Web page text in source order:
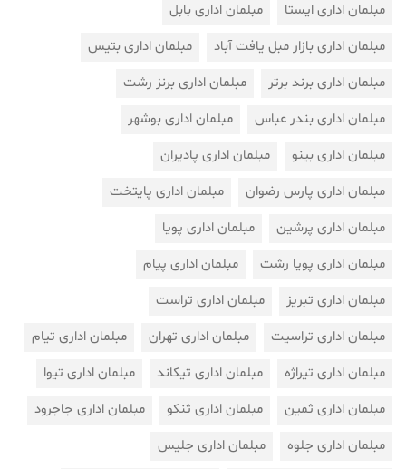
مبلمان اداری ایستا
مبلمان اداری بابل
مبلمان اداری بازار مبل یافت آباد
مبلمان اداری بتیس
مبلمان اداری برند برتر
مبلمان اداری برنز رشت
مبلمان اداری بندر عباس
مبلمان اداری بوشهر
مبلمان اداری بینو
مبلمان اداری پادیران
مبلمان اداری پارس رضوان
مبلمان اداری پایتخت
مبلمان اداری پرشین
مبلمان اداری پویا
مبلمان اداری پویا رشت
مبلمان اداری پیام
مبلمان اداری تبریز
مبلمان اداری تراست
مبلمان اداری تراسیت
مبلمان اداری تهران
مبلمان اداری تیام
مبلمان اداری تیراژه
مبلمان اداری تیکاند
مبلمان اداری تیوا
مبلمان اداری ثمین
مبلمان اداری ثنکو
مبلمان اداری جاجرود
مبلمان اداری جلوه
مبلمان اداری جلیس